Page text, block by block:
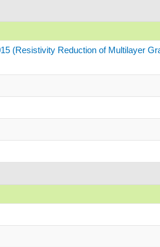
(Resistivity Reduction of Multilayer